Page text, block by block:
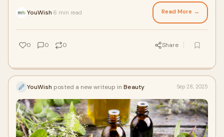
YouWish 6 min read Read More →
0 0 0 Share
YouWish posted a new writeup in Beauty Sep 28, 2025